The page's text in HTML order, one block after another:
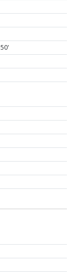
50'